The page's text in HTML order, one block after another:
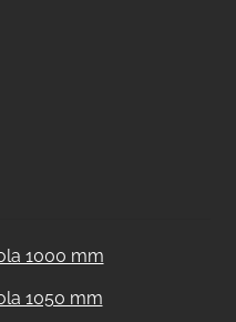
1000 mm
1050 mm